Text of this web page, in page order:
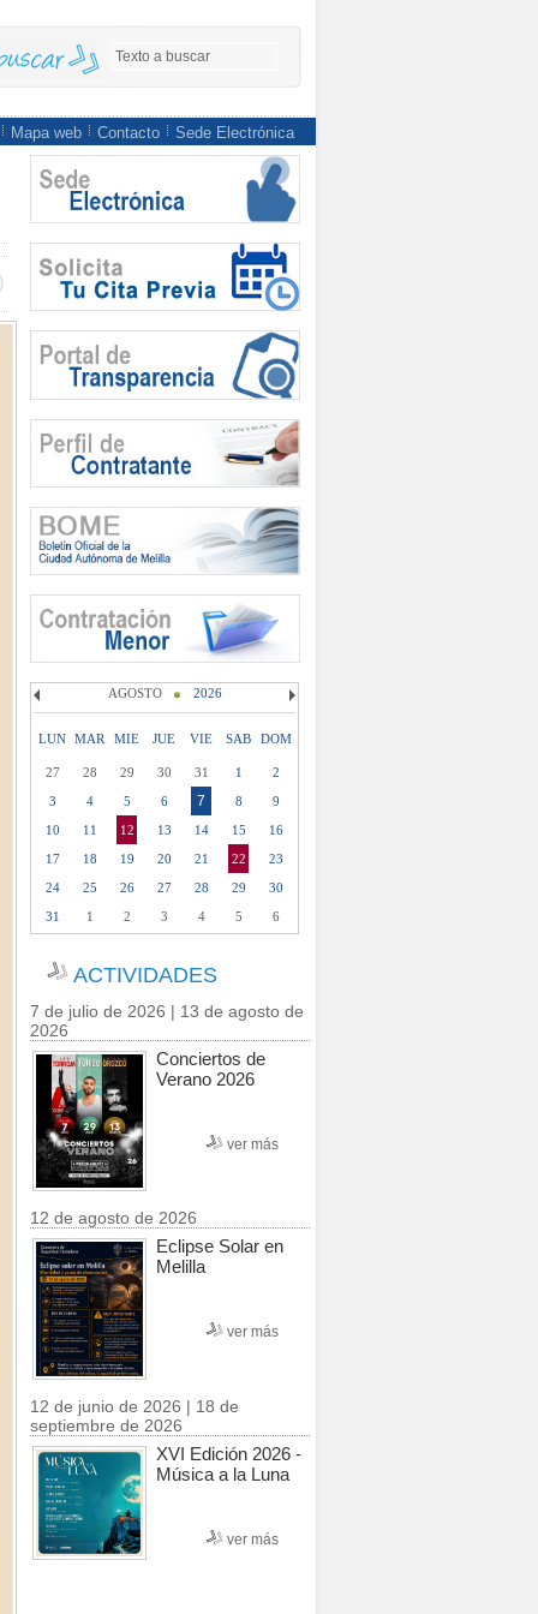
Mapa web Contacto Sede Electrónica
AGOSTO 2026
LUN MAR MIE JUE VIE SAB DOM
27 28 29 30 31 1
2
3
4 5 6 7 8
9
10
11 12 13 14 15
16
17
18 19 20 21 22
23
24
25 26 27 28 29
30
31
1 2 3 4 5 6
ACTIVIDADES
7 de julio de 2026 | 13 de agosto de
2026
Conciertos de
Verano 2026
ver más
12 de agosto de 2026
Eclipse Solar en
Melilla
ver más
12 de junio de 2026 | 18 de
septiembre de 2026
XVI Edición 2026 -
Música a la Luna
ver más